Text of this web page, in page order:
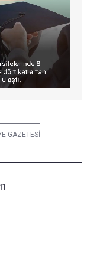
GAZETESİ